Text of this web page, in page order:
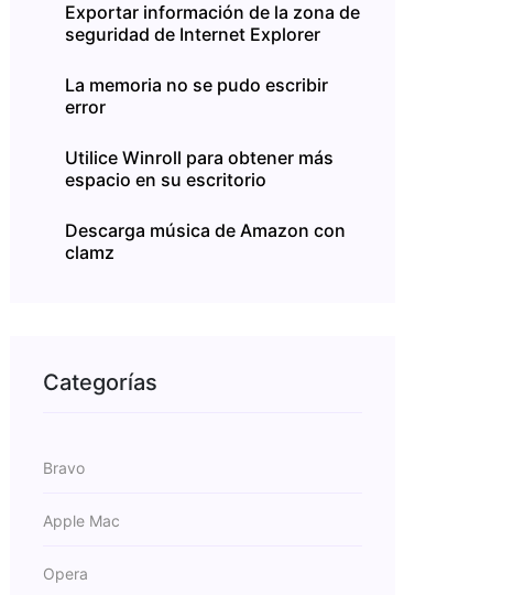
Exportar información de la zona de
seguridad de Internet Explorer
La memoria no se pudo escribir
error
Utilice Winroll para obtener más
espacio en su escritorio
Descarga música de Amazon con
clamz
Categorías
Bravo
Apple Mac
Opera